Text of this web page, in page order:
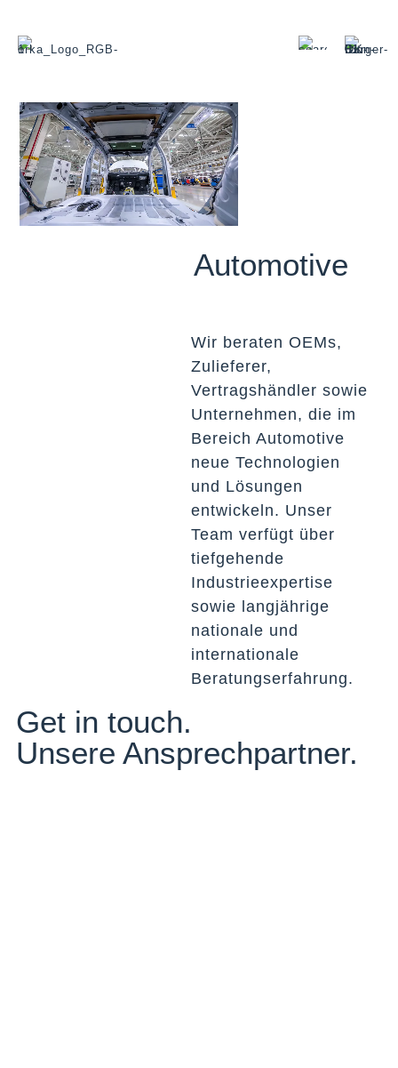
Automotive
Wir beraten OEMs,
Zulieferer,
Vertragshändler sowie
Unternehmen, die im
Bereich Automotive
neue Technologien
und Lösungen
entwickeln. Unser
Team verfügt über
tiefgehende
Industrieexpertise
sowie langjährige
nationale und
internationale
Beratungserfahrung.
Get in touch.
Unsere Ansprechpartner.